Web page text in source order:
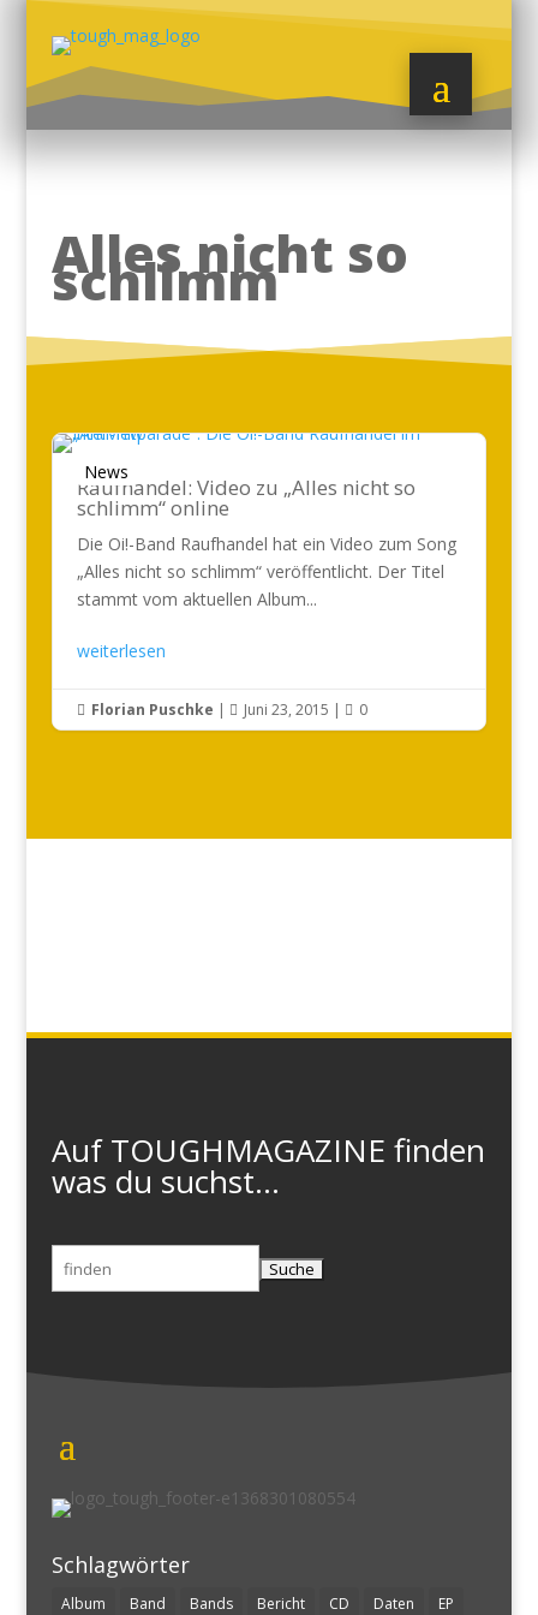
Alles nicht so
schlimm
News
Raufhandel: Video zu „Alles nicht so
schlimm“ online
Die Oi!-Band Raufhandel hat ein Video zum Song
„Alles nicht so schlimm“ veröffentlicht. Der Titel
stammt vom aktuellen Album...
weiterlesen
 Florian Puschke |  Juni 23, 2015 |  0
Auf TOUGHMAGAZINE finden
was du suchst...
Suchen
nach:
Schlagwörter
Album Band Bands Bericht CD Daten EP